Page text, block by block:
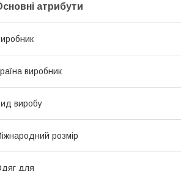
атрибути
виробник
виробу
розмір
для